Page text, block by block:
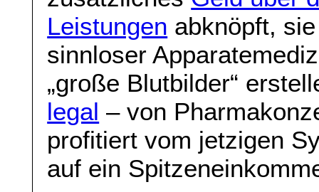
Leistungen abknöpft,
sinnloser
„große Blutbilder“
legal – von
profitiert vom jetzigen
auf ein